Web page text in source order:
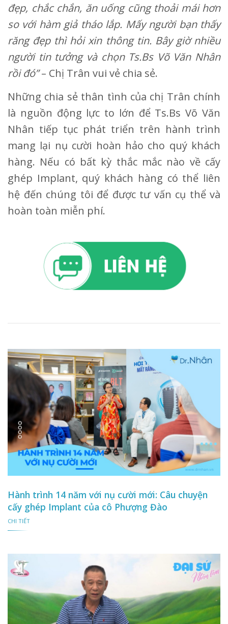
đẹp, chắc chắn, ăn uống cũng thoải mái hơn
so với hàm giả tháo lắp. Mấy người bạn thấy
răng đẹp thì hỏi xin thông tin. Bây giờ nhiều
người tin tưởng và chọn Ts.Bs Võ Văn Nhân
rồi đó”– Chị Trân vui vẻ chia sẻ.
Những chia sẻ thân tình của chị Trân chính
là nguồn động lực to lớn để Ts.Bs Võ Văn
Nhân tiếp tục phát triển trên hành trình
mang lại nụ cười hoàn hảo cho quý khách
hàng. Nếu có bất kỳ thắc mắc nào về cấy
ghép Implant, quý khách hàng có thể liên
hệ đến chúng tôi để được tư vấn cụ thể và
hoàn toàn miễn phí.
Hành trình 14 năm với nụ cười mới: Câu chuyện
cấy ghép Implant của cô Phượng Đào
CHI TIẾT